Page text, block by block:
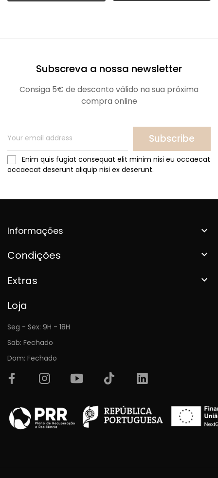
Subscreva a nossa newsletter
Consiga 5€ de desconto válido na sua próxima
compra online
Subscribe
Enim quis fugiat consequat elit minim nisi eu occaecat
occaecat deserunt aliquip nisi ex deserunt.
Informações 
Condições 
Extras 
Loja
Seg - Sex: 9H - 18H
Sab: Fechado
Dom: Fechado